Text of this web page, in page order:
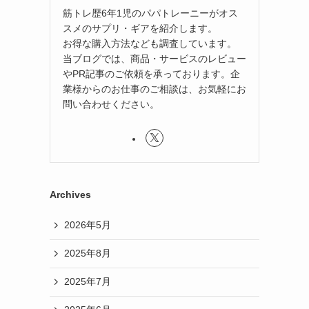
筋トレ歴6年1児のパパトレーニーがオス
スメのサプリ・ギアを紹介します。
お得な購入方法なども調査しています。
当ブログでは、商品・サービスのレビュー
やPR記事のご依頼を承っております。企
業様からのお仕事のご相談は、お気軽にお
問い合わせください。
Archives
2026年5月
2025年8月
2025年7月